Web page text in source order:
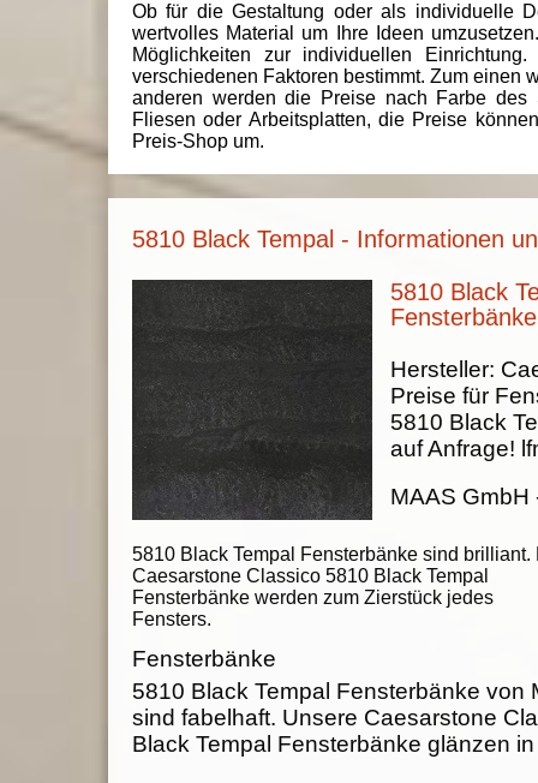
Ob für die Gestaltung oder als individuelle
wertvolles Material um Ihre Ideen
Möglichkeiten zur individuellen
verschiedenen Faktoren bestimmt. Zum einen
anderen werden die Preise nach Farbe des
Fliesen oder Arbeitsplatten, die Preise
Preis-Shop um.
5810 Black Tempal - Informationen
5810 Black
Fensterbänke
5810 Black Tempal Fensterbänke sind brilliant.
Caesarstone Classico 5810 Black Tempal
Fensterbänke werden zum Zierstück jedes
Fensters.
Hersteller:
Preise für
5810 Black
auf Anfrage!
MAAS GmbH
Fensterbänke
5810 Black Tempal Fensterbänke von
sind fabelhaft. Unsere Caesarstone
Black Tempal Fensterbänke glänzen